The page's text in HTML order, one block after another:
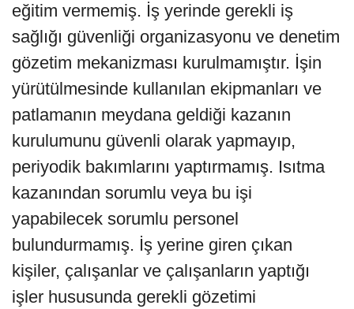
eğitim vermemiş. İş yerinde gerekli iş
sağlığı güvenliği organizasyonu ve denetim
gözetim mekanizması kurulmamıştır. İşin
yürütülmesinde kullanılan ekipmanları ve
patlamanın meydana geldiği kazanın
kurulumunu güvenli olarak yapmayıp,
periyodik bakımlarını yaptırmamış. Isıtma
kazanından sorumlu veya bu işi
yapabilecek sorumlu personel
bulundurmamış. İş yerine giren çıkan
kişiler, çalışanlar ve çalışanların yaptığı
işler hususunda gerekli gözetimi